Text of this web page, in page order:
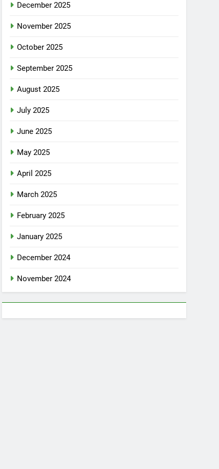
December 2025
November 2025
October 2025
September 2025
August 2025
July 2025
June 2025
May 2025
April 2025
March 2025
February 2025
January 2025
December 2024
November 2024